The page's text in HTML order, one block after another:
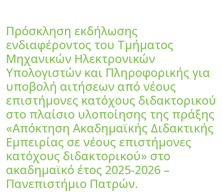
Πρόσκληση εκδήλωσης
ενδιαφέροντος του Τμήματος
Μηχανικών Ηλεκτρονικών
Υπολογιστών και Πληροφορικής για
υποβολή αιτήσεων από νέους
επιστήμονες κατόχους διδακτορικού
στο πλαίσιο υλοποίησης της πράξης
«Απόκτηση Ακαδημαϊκής Διδακτικής
Εμπειρίας σε νέους επιστήμονες
κατόχους διδακτορικού» στο
ακαδημαϊκό έτος 2025-2026 –
Πανεπιστήμιο Πατρών.